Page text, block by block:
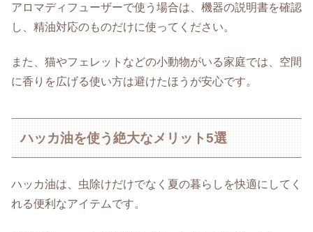
アロマディフューザーで使う場合は、機器の説明書を確認
し、精油対応のものだけに使ってください。
また、猫やフェレットなどの小動物がいる家庭では、空間
に香りを広げる使い方は避けたほうが安心です。
ハッカ油を使う絶大なメリット5選
ハッカ油は、虫除けだけでなく夏の暮らしを快適にしてく
れる便利なアイテムです。